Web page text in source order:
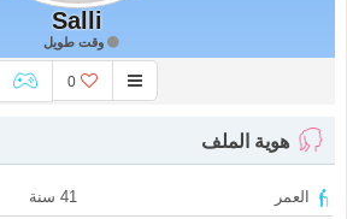
Salli
وقت طويل
0
هوية الملف
العمر
41 سنة